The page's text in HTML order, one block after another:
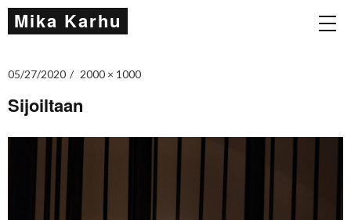
Mika Karhu
05/27/2020 2000 × 1000
Sijoiltaan